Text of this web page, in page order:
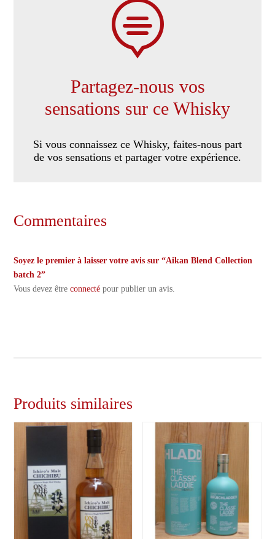

Partagez-nous vos
sensations sur ce Whisky
Si vous connaissez ce Whisky, faites-nous part
de vos sensations et partager votre expérience.
Commentaires
Soyez le premier à laisser votre avis sur “Aikan Blend Collection
batch 2”
Vous devez êtreconnecté pour publier un avis.
Produits similaires